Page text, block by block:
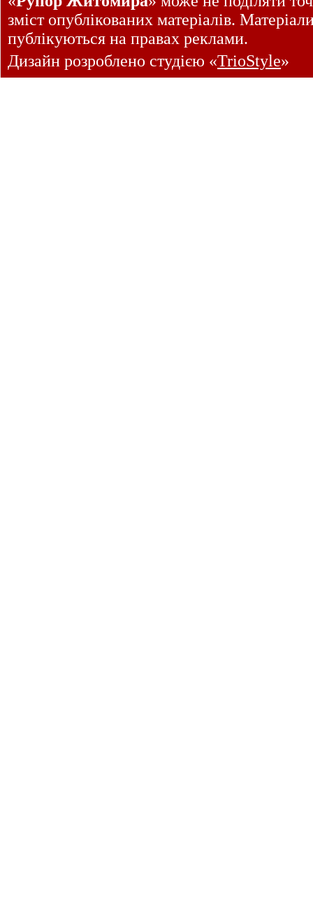
зміст опублікованих матеріалів.
публікуються на правах реклами.
Дизайн розроблено студією «TrioStyle»